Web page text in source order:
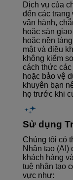
Dịch vụ của
đến các trang
vận hành,
hoặc sàn
hoặc nền
mật và điều
không kiểm
cách thức
hoặc bảo vệ
khuyên bạn
họ trước khi
Sử dụng
Chúng tôi có
Nhân tạo (AI)
khách hàng
tuệ nhân tạo
vực như: